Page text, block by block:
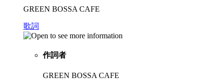
GREEN BOSSA CAFE
歌詞
作詞者
GREEN BOSSA CAFE